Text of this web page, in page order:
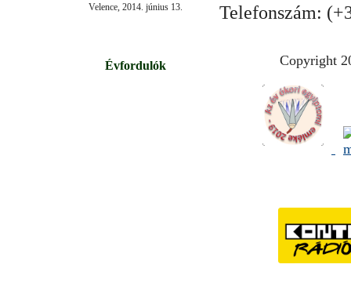
Velence, 2014. június 13.
Évfordulók
Telefonszám:
Copyright